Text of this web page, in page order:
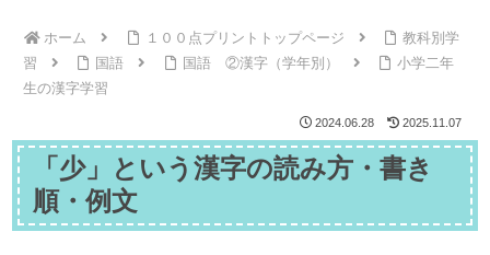
ホーム １００点プリントトップページ
教科別学
習
国語 国語 ②漢字（学年別）
小学二年
生の漢字学習
2024.06.28 2025.11.07
「少」という漢字の読み方・書き
順・例文